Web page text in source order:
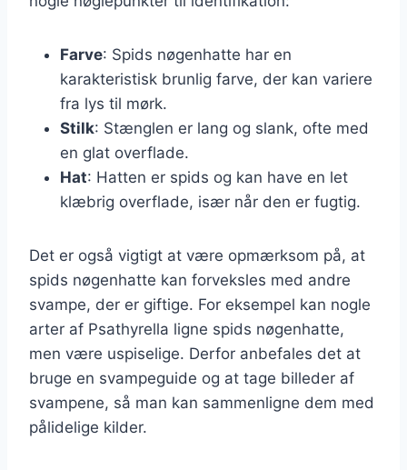
Farve: Spids nøgenhatte har en
karakteristisk brunlig farve, der kan variere
fra lys til mørk.
Stilk: Stænglen er lang og slank, ofte med
en glat overflade.
Hat: Hatten er spids og kan have en let
klæbrig overflade, især når den er fugtig.
Det er også vigtigt at være opmærksom på, at
spids nøgenhatte kan forveksles med andre
svampe, der er giftige. For eksempel kan nogle
arter af Psathyrella ligne spids nøgenhatte,
men være uspiselige. Derfor anbefales det at
bruge en svampeguide og at tage billeder af
svampene, så man kan sammenligne dem med
pålidelige kilder.